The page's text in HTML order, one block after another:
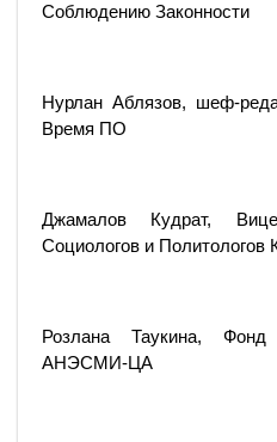
Соблюдению Законности
Нурлан Аблязов, шеф-
Время ПО
Джамалов Кудрат,
Социологов и Политологов
Розлана Таукина,
АНЭСМИ-ЦА